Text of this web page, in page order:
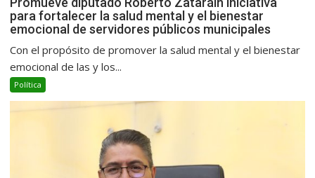
para fortalecer la salud mental y el bienestar
emocional de servidores públicos municipales
Con el propósito de promover la salud mental y el bienestar
emocional de las y los...
Política